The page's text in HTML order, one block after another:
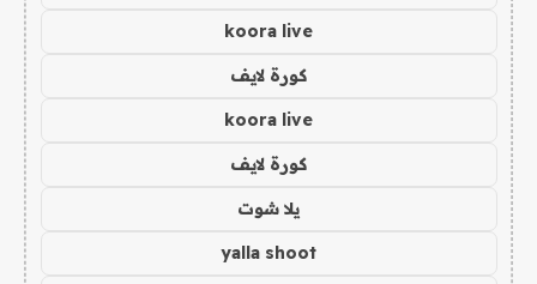
koora live
كورة لايف
koora live
كورة لايف
يلا شوت
yalla shoot